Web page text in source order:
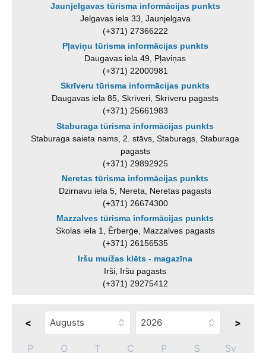
Jaunjelgavas tūrisma informācijas punkts
Jelgavas iela 33, Jaunjelgava
(+371) 27366222
Pļaviņu tūrisma informācijas punkts
Daugavas iela 49, Pļaviņas
(+371) 22000981
Skrīveru tūrisma informācijas punkts
Daugavas iela 85, Skrīveri, Skrīveru pagasts
(+371) 25661983
Staburaga tūrisma informācijas punkts
Staburaga saieta nams, 2. stāvs, Staburags, Staburaga
pagasts
(+371) 29892925
Neretas tūrisma informācijas punkts
Dzirnavu iela 5, Nereta, Neretas pagasts
(+371) 26674300
Mazzalves tūrisma informācijas punkts
Skolas iela 1, Ērberģe, Mazzalves pagasts
(+371) 26156535
Iršu muižas klēts - magazīna
Irši, Iršu pagasts
(+371) 29275412
< >
P O T C P S Sv